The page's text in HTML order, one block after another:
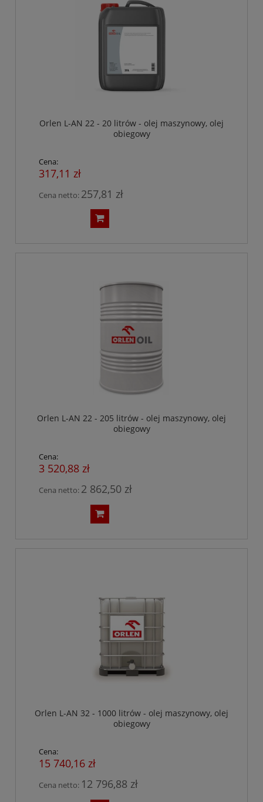
Orlen L-AN 22 - 20 litrów - olej maszynowy, olej
obiegowy
Cena:
317,11 zł
Cena netto: 257,81 zł
Orlen L-AN 22 - 205 litrów - olej maszynowy, olej
obiegowy
Cena:
3 520,88 zł
Cena netto: 2 862,50 zł
Orlen L-AN 32 - 1000 litrów - olej maszynowy, olej
obiegowy
Cena:
15 740,16 zł
Cena netto: 12 796,88 zł